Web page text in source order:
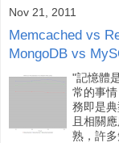
Nov 21, 2011
Memcached vs
MongoDB vs
"記憶體
常的事
務即是
且相關
熟，許